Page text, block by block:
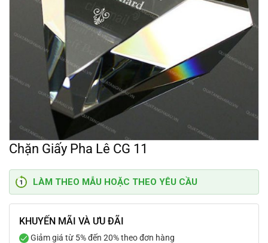
Chặn Giấy Pha Lê CG 11
LÀM THEO MẪU HOẶC THEO YÊU CẦU
KHUYẾN MÃI VÀ ƯU ĐÃI
Giảm giá từ 5% đến 20% theo đơn hàng